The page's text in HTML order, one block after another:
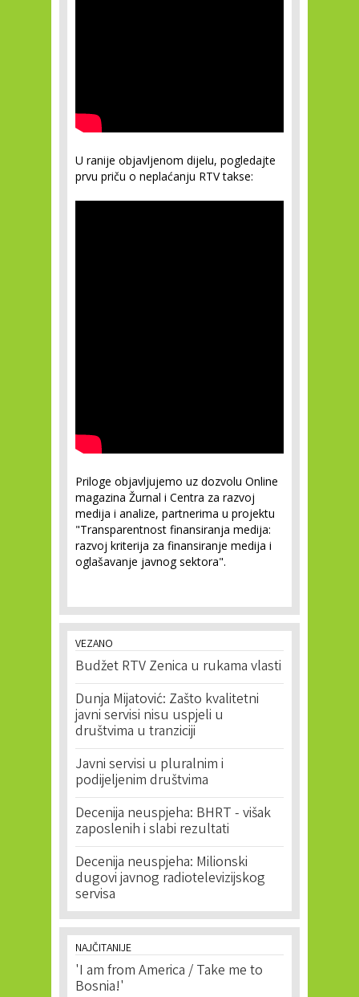
U ranije objavljenom dijelu, pogledajte
prvu priču o neplaćanju RTV takse:
Priloge objavljujemo uz dozvolu Online
magazina Žurnal i Centra za razvoj
medija i analize, partnerima u projektu
"Transparentnost finansiranja medija:
razvoj kriterija za finansiranje medija i
oglašavanje javnog sektora".
VEZANO
Budžet RTV Zenica u rukama vlasti
Dunja Mijatović: Zašto kvalitetni
javni servisi nisu uspjeli u
društvima u tranziciji
Javni servisi u pluralnim i
podijeljenim društvima
Decenija neuspjeha: BHRT - višak
zaposlenih i slabi rezultati
Decenija neuspjeha: Milionski
dugovi javnog radiotelevizijskog
servisa
NAJČITANIJE
'I am from America / Take me to
Bosnia!'